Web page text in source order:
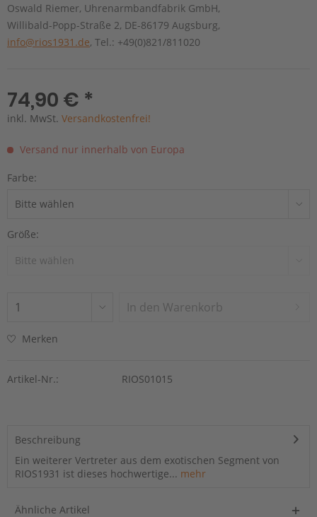
Oswald Riemer, Uhrenarmbandfabrik GmbH,
Willibald-Popp-Straße 2, DE-86179 Augsburg,
info@rios1931.de, Tel.: +49(0)821/811020
74,90 € *
inkl. MwSt. Versandkostenfrei!
Versand nur innerhalb von Europa
Farbe:
Größe:
In den Warenkorb
Merken
Artikel-Nr.: RIOS01015
Beschreibung
Ein weiterer Vertreter aus dem exotischen Segment von
RIOS1931 ist dieses hochwertige... mehr
Ähnliche Artikel